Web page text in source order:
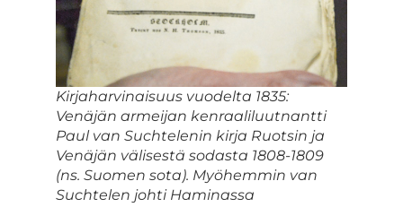
Kirjaharvinaisuus vuodelta 1835:
Venäjän armeijan kenraaliluutnantti
Paul van Suchtelenin kirja Ruotsin ja
Venäjän välisestä sodasta 1808-1809
(ns. Suomen sota). Myöhemmin van
Suchtelen johti Haminassa